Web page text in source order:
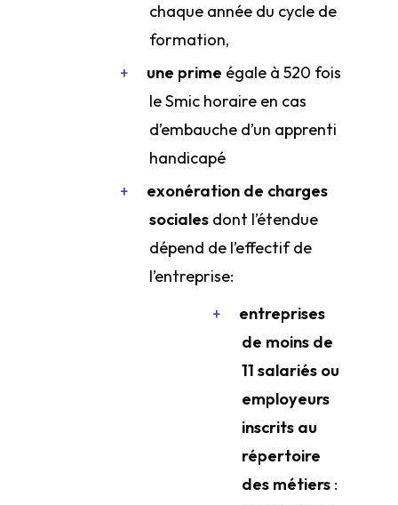
chaque année du cycle de
formation,
une prime égale à 520 fois
le Smic horaire en cas
d’embauche d’un apprenti
handicapé
exonération de charges
sociales dont l’étendue
dépend de l’effectif de
l’entreprise:
entreprises
de moins de
11 salariés ou
employeurs
inscrits au
répertoire
des métiers :